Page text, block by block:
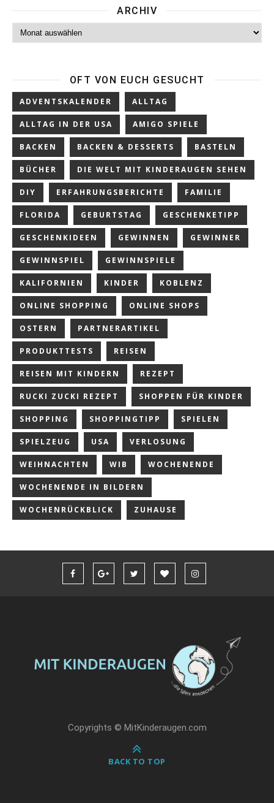
ARCHIV
Archiv
OFT VON EUCH GESUCHT
ADVENTSKALENDER ALLTAG
ALLTAG IN DER USA AMIGO SPIELE
BACKEN BACKEN & DESSERTS BASTELN
BÜCHER DIE WELT MIT KINDERAUGEN SEHEN
DIY ERFAHRUNGSBERICHTE FAMILIE
FLORIDA GEBURTSTAG GESCHENKETIPP
GESCHENKIDEEN GEWINNEN GEWINNER
GEWINNSPIEL GEWINNSPIELE
KALIFORNIEN KINDER KOBLENZ
ONLINE SHOPPING ONLINE SHOPS
OSTERN PARTNERARTIKEL
PRODUKTTESTS REISEN
REISEN MIT KINDERN REZEPT
RUCKI ZUCKI REZEPT SHOPPEN FÜR KINDER
SHOPPING SHOPPINGTIPP SPIELEN
SPIELZEUG USA VERLOSUNG
WEIHNACHTEN WIB WOCHENENDE
WOCHENENDE IN BILDERN
WOCHENRÜCKBLICK ZUHAUSE
Copyrights © MitKinderaugen.com
BACK TO TOP